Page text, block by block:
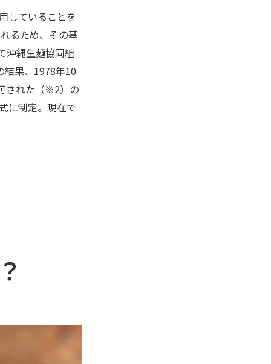
していることを
るため、その基
沖縄生麺協同組
結果、1978年10
された（※2）の
に制定。現在で